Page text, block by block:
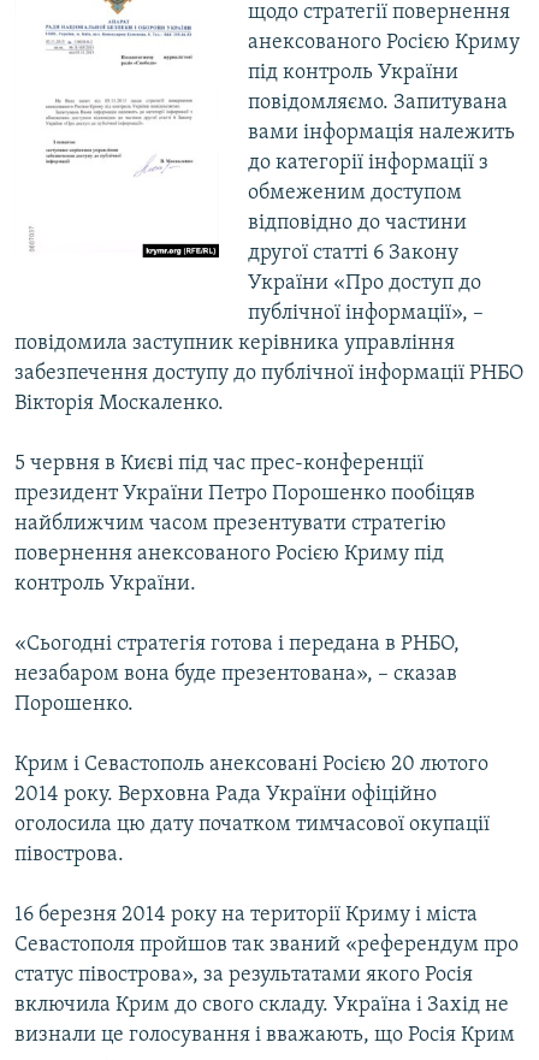
щодо стратегії повернення
анексованого Росією Криму
під контроль України
повідомляємо. Запитувана
вами інформація належить
до категорії інформації з
обмеженим доступом
відповідно до частини
другої статті 6 Закону
України «Про доступ до
публічної інформації», –
повідомила заступник керівника управління
забезпечення доступу до публічної інформації РНБО
Вікторія Москаленко.
5 червня в Києві під час прес-конференції
президент України Петро Порошенко пообіцяв
найближчим часом презентувати стратегію
повернення анексованого Росією Криму під
контроль України.
«Сьогодні стратегія готова і передана в РНБО,
незабаром вона буде презентована», – сказав
Порошенко.
Крим і Севастополь анексовані Росією 20 лютого
2014 року. Верховна Рада України офіційно
оголосила цю дату початком тимчасової окупації
півострова.
16 березня 2014 року на території Криму і міста
Севастополя пройшов так званий «референдум про
статус півострова», за результатами якого Росія
включила Крим до свого складу. Україна і Захід не
визнали це голосування і вважають, що Росія Крим